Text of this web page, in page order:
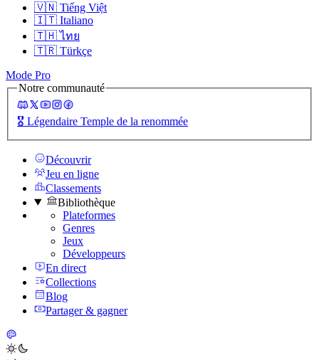
🇻🇳 Tiếng Việt
🇮🇹 Italiano
🇹🇭 ไทย
🇹🇷 Türkçe
Mode Pro
Notre communauté
🎖️ Légendaire Temple de la renommée
Découvrir
Jeu en ligne
Classements
Bibliothèque
Plateformes
Genres
Jeux
Développeurs
En direct
Collections
Blog
Partager & gagner